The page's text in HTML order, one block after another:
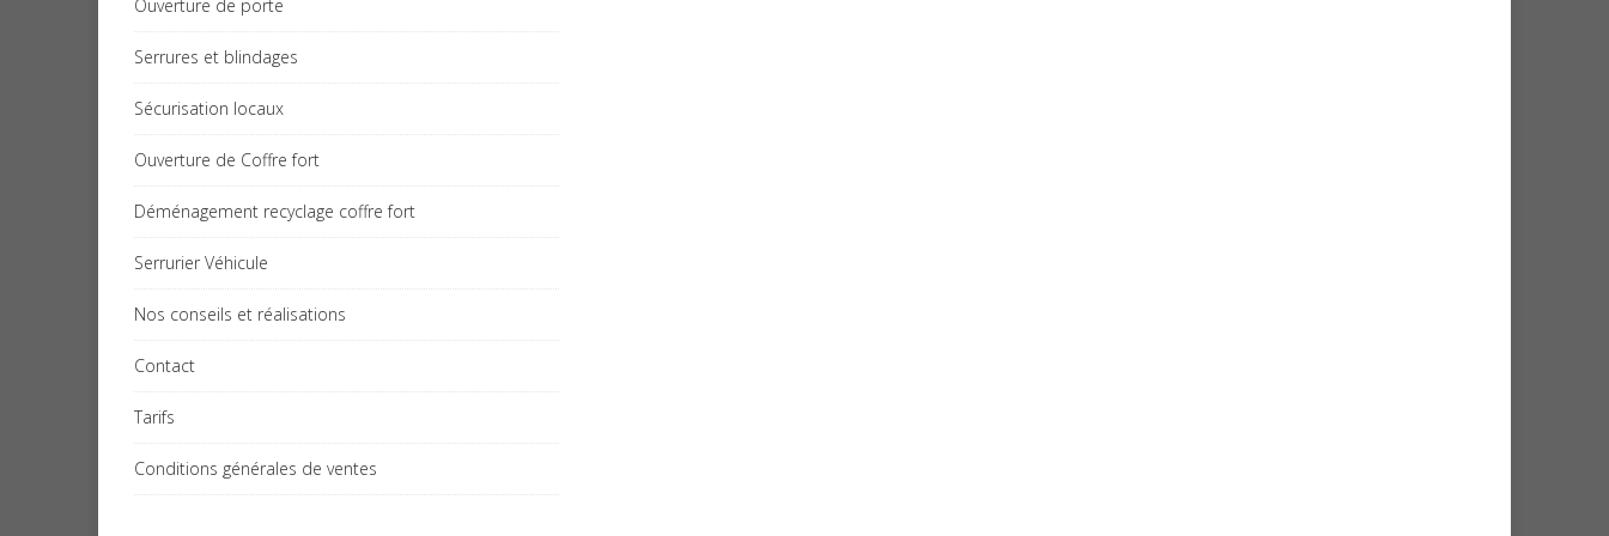
Ouverture de porte
Serrures et blindages
Sécurisation locaux
Ouverture de Coffre fort
Déménagement recyclage coffre fort
Serrurier Véhicule
Nos conseils et réalisations
Contact
Tarifs
Conditions générales de ventes